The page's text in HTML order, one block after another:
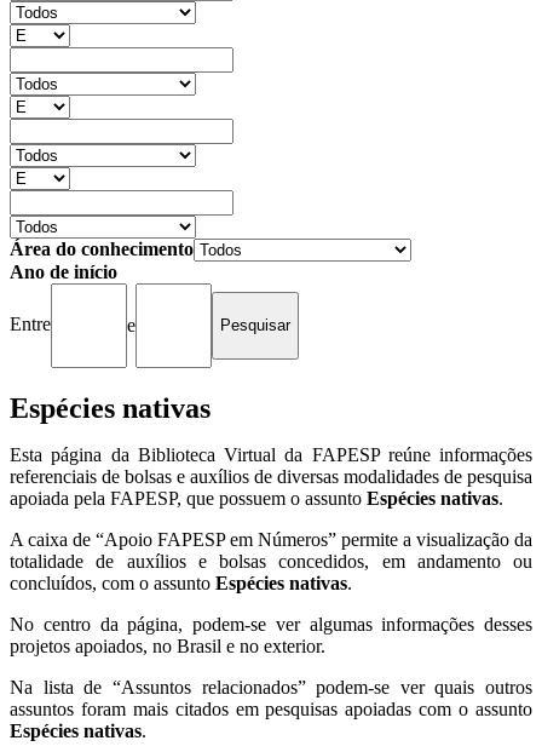
Área do conhecimento
Ano de início
Entre e
Espécies nativas
Esta página da Biblioteca Virtual da FAPESP reúne informações
referenciais de bolsas e auxílios de diversas modalidades de pesquisa
apoiada pela FAPESP, que possuem o assunto Espécies nativas.
A caixa de “Apoio FAPESP em Números” permite a visualização da
totalidade de auxílios e bolsas concedidos, em andamento ou
concluídos, com o assunto Espécies nativas.
No centro da página, podem-se ver algumas informações desses
projetos apoiados, no Brasil e no exterior.
Na lista de “Assuntos relacionados” podem-se ver quais outros
assuntos foram mais citados em pesquisas apoiadas com o assunto
Espécies nativas.